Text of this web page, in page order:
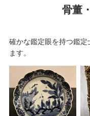
骨董
確かな鑑定眼を持つ鑑定
ます。